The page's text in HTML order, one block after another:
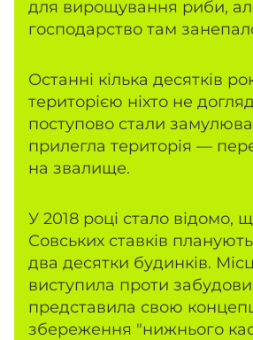
для вирощування риби,
господарство там
Останні кілька десятків
територією ніхто не
поступово стали
прилегла територія —
на звалище.
У 2018 році стало відомо,
Совських ставків
два десятки будинків.
виступила проти забудови
представила свою
збереження "нижнього